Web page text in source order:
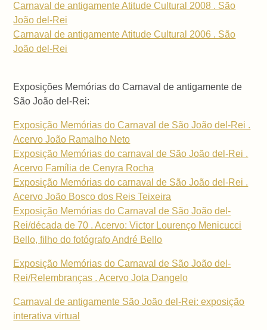
Carnaval de antigamente Atitude Cultural 2008 . São
João del-Rei
Carnaval de antigamente Atitude Cultural 2006 . São
João del-Rei
Exposições Memórias do Carnaval de antigamente de
São João del-Rei:
Exposição Memórias do Carnaval de São João del-Rei .
Acervo João Ramalho Neto
Exposição Memórias do carnaval de São João del-Rei .
Acervo Família de Cenyra Rocha
Exposição Memórias do carnaval de São João del-Rei .
Acervo João Bosco dos Reis Teixeira
Exposição Memórias do Carnaval de São João del-
Rei/década de 70 . Acervo: Victor Lourenço Menicucci
Bello, filho do fotógrafo André Bello
Exposição Memórias do Carnaval de São João del-
Rei/Relembranças . Acervo Jota Dangelo
Carnaval de antigamente São João del-Rei: exposição
interativa virtual